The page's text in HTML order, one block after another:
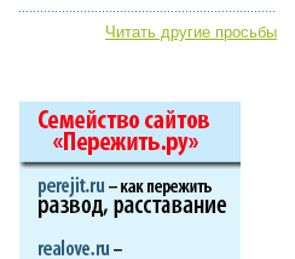
Читать другие просьбы